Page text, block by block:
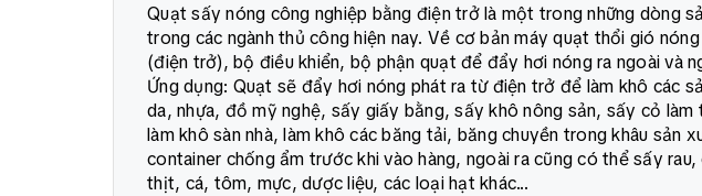
Quạt sấy nóng công nghiệp bằng điện trở là một trong những dòng
trong các ngành thủ công hiện nay. Về cơ bản máy quạt thổi gió
(điện trở), bộ điều khiển, bộ phận quạt để đẩy hơi nóng ra ngoài và
Ứng dụng: Quạt sẽ đẩy hơi nóng phát ra từ điện trở để làm khô các
da, nhựa, đồ mỹ nghệ, sấy giấy bằng, sấy khô nông sản, sấy cỏ
làm khô sàn nhà, làm khô các băng tải, băng chuyền trong khâu sản
container chống ẩm trước khi vào hàng, ngoài ra cũng có thể sấy
thịt, cá, tôm, mực, dược liệu, các loại hạt khác...